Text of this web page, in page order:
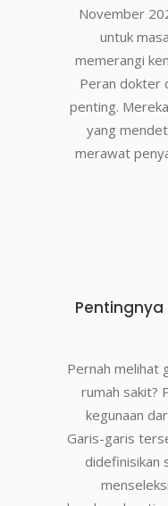
November
untuk
memerangi
Peran dokter
penting.
yang
merawat
Pentingnya
Pernah melihat
rumah sakit?
kegunaan
Garis-garis
didefinisikan